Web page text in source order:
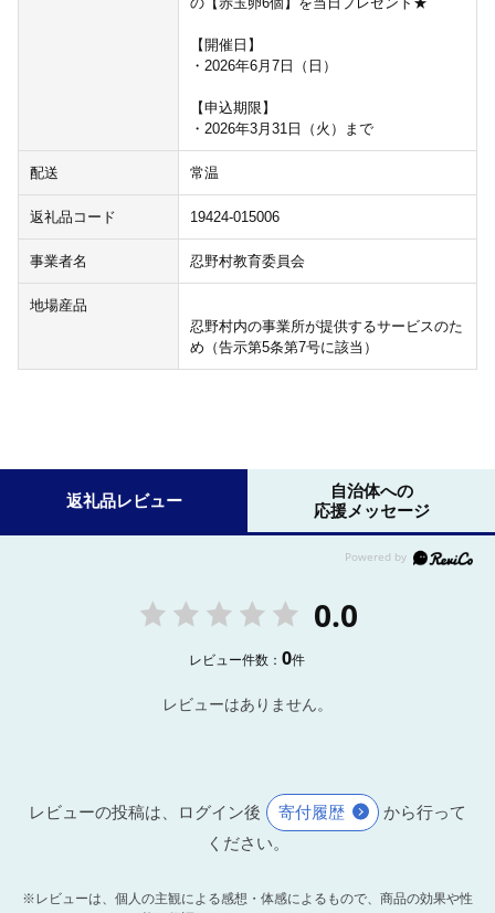
【開催日】
・2026年6月7日（日）
【申込期限】
・2026年3月31日（火）まで
配送 常温
返礼品コード 19424-015006
事業者名 忍野村教育委員会
地場産品
忍野村内の事業所が提供するサービスのた
め（告示第5条第7号に該当）
返礼品レビュー
自治体への
応援メッセージ
0.0
レビュー件数：0件
レビューはありません。
レビューの投稿は、ログイン後 寄付履歴
から行って
ください。
※レビューは、個人の主観による感想・体感によるもので、商品の効果や性